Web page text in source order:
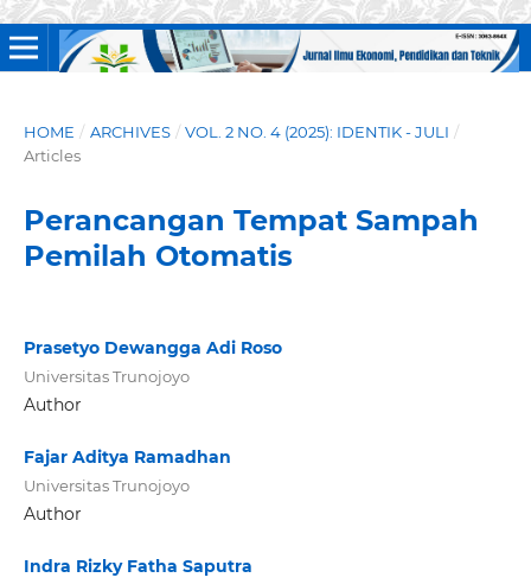
HOME / ARCHIVES / VOL. 2 NO. 4 (2025): IDENTIK - JULI /
Articles
Perancangan Tempat Sampah
Pemilah Otomatis
Prasetyo Dewangga Adi Roso
Universitas Trunojoyo
Author
Fajar Aditya Ramadhan
Universitas Trunojoyo
Author
Indra Rizky Fatha Saputra